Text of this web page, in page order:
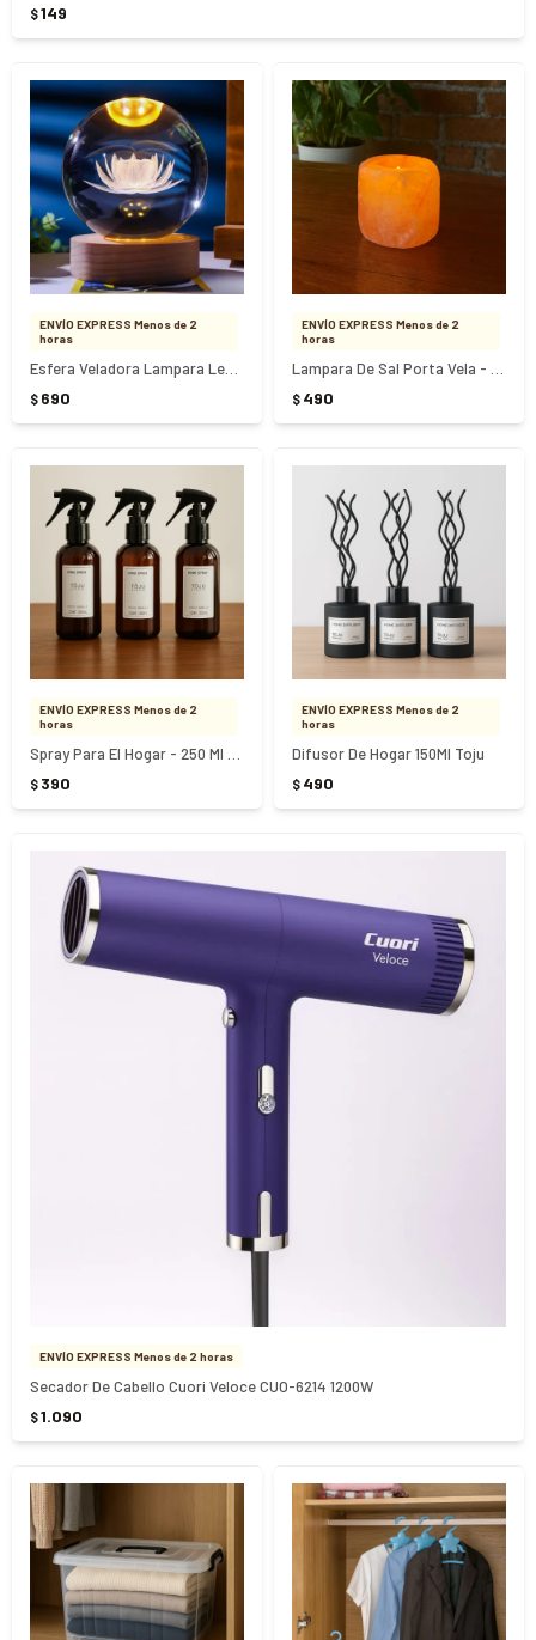
$149
ENVÍO EXPRESS Menos de 2
horas
$ 690
ENVÍO EXPRESS Menos de 2
horas
$ 490
ENVÍO EXPRESS Menos de 2
horas
$ 390
ENVÍO EXPRESS Menos de 2
horas
Difusor De Hogar 150Ml Toju
$ 490
ENVÍO EXPRESS Menos de 2 horas
Secador De Cabello Cuori Veloce CUO-6214 1200W
$1.090